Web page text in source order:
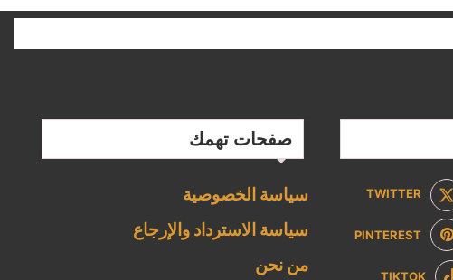
TWITTER
PINTEREST
TIKTOK
صفحات تهمك
سياسة الخصوصية
سياسة الاسترداد والإرجاع
من نحن